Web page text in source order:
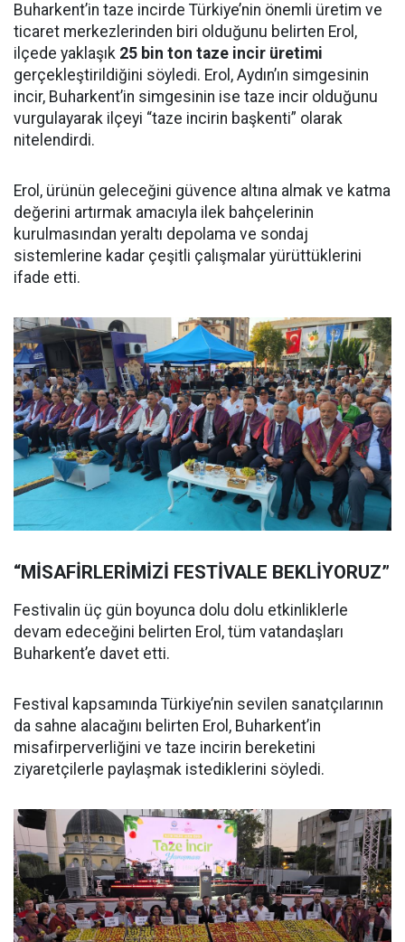
Buharkent’in taze incirde Türkiye’nin önemli üretim ve
ticaret merkezlerinden biri olduğunu belirten Erol,
ilçede yaklaşık 25 bin ton taze incir üretimi
gerçekleştirildiğini söyledi. Erol, Aydın’ın simgesinin
incir, Buharkent’in simgesinin ise taze incir olduğunu
vurgulayarak ilçeyi “taze incirin başkenti” olarak
nitelendirdi.
Erol, ürünün geleceğini güvence altına almak ve katma
değerini artırmak amacıyla ilek bahçelerinin
kurulmasından yeraltı depolama ve sondaj
sistemlerine kadar çeşitli çalışmalar yürüttüklerini
ifade etti.
“MİSAFİRLERİMİZİ FESTİVALE BEKLİYORUZ”
Festivalin üç gün boyunca dolu dolu etkinliklerle
devam edeceğini belirten Erol, tüm vatandaşları
Buharkent’e davet etti.
Festival kapsamında Türkiye’nin sevilen sanatçılarının
da sahne alacağını belirten Erol, Buharkent’in
misafirperverliğini ve taze incirin bereketini
ziyaretçilerle paylaşmak istediklerini söyledi.